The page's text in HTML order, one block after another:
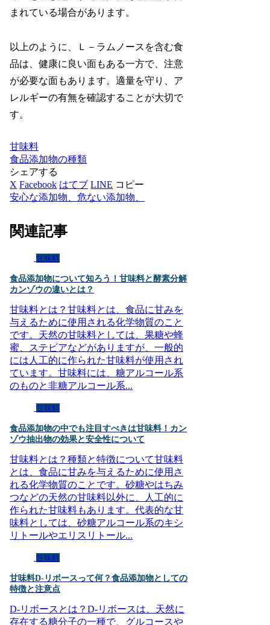
まれている場合があります。
以上のように、Ｌ－ラムノースを含む食
品は、健康に良い面もある一方で、注意
が必要な面もあります。適量を守り、ア
レルギーの有無を確認することが大切で
す。
甘味料
食品添加物の種類
シェアする
X Facebook はてブ LINE コピー
安心な添加物、危ない添加物、
関連記事
甘味料
食品添加物について知ろう！甘味料と酵素分解
カンゾウの違いとは？
甘味料とは？甘味料とは、食品に甘みを
与えるために使用される化学物質のこと
です。天然の甘味料としては、果糖や蜂
蜜、ステビアなどがありますが、一般的
には人工的に作られた甘味料が使用され
ています。甘味料には、糖アルコール系
のものと非糖アルコール系...
甘味料
食品添加物の中でも注目すべきは甘味料！カン
ゾウ抽出物の効果と安全性について
甘味料とは？種類と特徴について甘味料
とは、食品に甘みを与えるために使用さ
れる化学物質のことです。砂糖やはちみ
つなどの天然の甘味料以外に、人工的に
作られた甘味料もあります。代表的な甘
味料としては、砂糖アルコール系のキシ
リトールやエリスリトール...
甘味料
甘味料D-リボースって何？食品添加物としての
特徴と注意点
D-リボースとは？D-リボースは、天然に
存在する糖分子の一種で、グルコースや